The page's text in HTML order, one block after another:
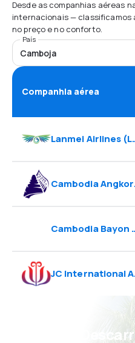
Desde as companhias aéreas
internacionais — classificamos
no preço e no conforto.
País
Camboja
Companhia aérea
Lanmei Airlines (LQ
Psst!